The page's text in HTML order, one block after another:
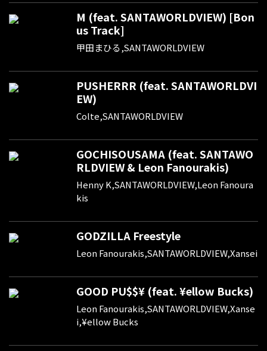
M (feat. SANTAWORLDVIEW) [Bon
us Track]
甲田まひる,SANTAWORLDVIEW
PUSHERRR (feat. SANTAWORLDVI
EW)
Colte,SANTAWORLDVIEW
GOCHISOUSAMA (feat. SANTAWO
RLDVIEW & Leon Fanourakis)
Henny K,SANTAWORLDVIEW,Leon Fanoura
kis
GODZILLA Freestyle
Leon Fanourakis,SANTAWORLDVIEW,Xansei
GOOD PU$$¥ (feat. ¥ellow Bucks)
Leon Fanourakis,SANTAWORLDVIEW,Xanse
i,¥ellow Bucks